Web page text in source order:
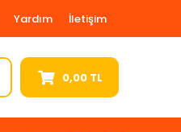
Yardım İletişim
0,00 TL